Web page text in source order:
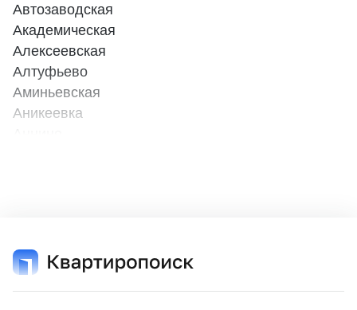
Автозаводская
Академическая
Алексеевская
Алтуфьево
Аминьевская
Аникеевка
Балтийская
Бауманская
Беговая (МЦД - 1)